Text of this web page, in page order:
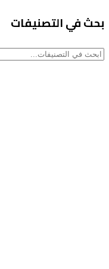
بحث في التصنيفات